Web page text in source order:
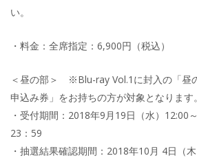
い。
・料金：全席指定：6,900円（税込）
＜昼の部＞ ※Blu-ray Vol.1に封入の「昼
申込み券」をお持ちの方が対象となります。
・受付期間：2018年9月19日（水）12:00
23：59
・抽選結果確認期間：2018年10月 4日（